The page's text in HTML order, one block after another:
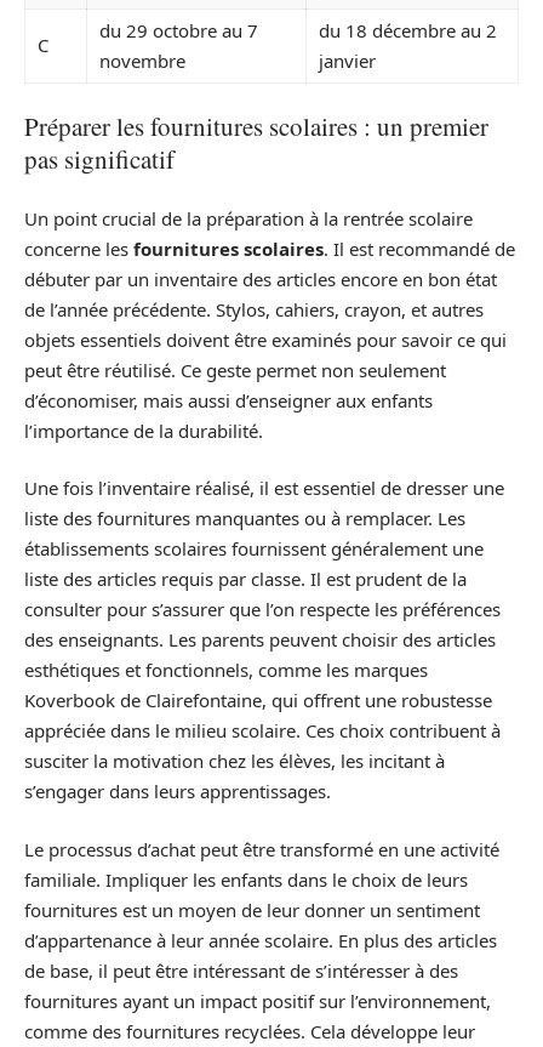
C
du 29 octobre au 7
novembre
du 18 décembre au 2
janvier
Préparer les fournitures scolaires : un premier
pas significatif
Un point crucial de la préparation à la rentrée scolaire
concerne les fournitures scolaires. Il est recommandé de
débuter par un inventaire des articles encore en bon état
de l’année précédente. Stylos, cahiers, crayon, et autres
objets essentiels doivent être examinés pour savoir ce qui
peut être réutilisé. Ce geste permet non seulement
d’économiser, mais aussi d’enseigner aux enfants
l’importance de la durabilité.
Une fois l’inventaire réalisé, il est essentiel de dresser une
liste des fournitures manquantes ou à remplacer. Les
établissements scolaires fournissent généralement une
liste des articles requis par classe. Il est prudent de la
consulter pour s’assurer que l’on respecte les préférences
des enseignants. Les parents peuvent choisir des articles
esthétiques et fonctionnels, comme les marques
Koverbook de Clairefontaine, qui offrent une robustesse
appréciée dans le milieu scolaire. Ces choix contribuent à
susciter la motivation chez les élèves, les incitant à
s’engager dans leurs apprentissages.
Le processus d’achat peut être transformé en une activité
familiale. Impliquer les enfants dans le choix de leurs
fournitures est un moyen de leur donner un sentiment
d’appartenance à leur année scolaire. En plus des articles
de base, il peut être intéressant de s’intéresser à des
fournitures ayant un impact positif sur l’environnement,
comme des fournitures recyclées. Cela développe leur